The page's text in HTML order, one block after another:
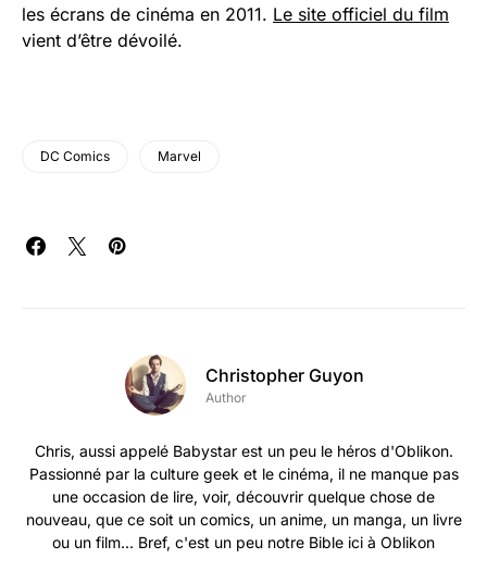
les écrans de cinéma en 2011. Le site officiel du film
vient d’être dévoilé.
DC Comics Marvel
Christopher Guyon
Author
Chris, aussi appelé Babystar est un peu le héros d'Oblikon.
Passionné par la culture geek et le cinéma, il ne manque pas
une occasion de lire, voir, découvrir quelque chose de
nouveau, que ce soit un comics, un anime, un manga, un livre
ou un film... Bref, c'est un peu notre Bible ici à Oblikon